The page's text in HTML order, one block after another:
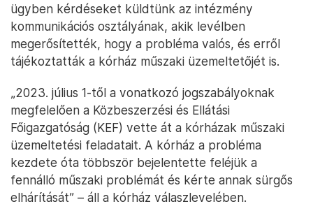
ügyben kérdéseket küldtünk az intézmény
kommunikációs osztályának, akik levélben
megerősítették, hogy a probléma valós, és erről
tájékoztatták a kórház műszaki üzemeltetőjét is.
„2023. július 1-től a vonatkozó jogszabályoknak
megfelelően a Közbeszerzési és Ellátási
Főigazgatóság (KEF) vette át a kórházak műszaki
üzemeltetési feladatait. A kórház a probléma
kezdete óta többször bejelentette feléjük a
fennálló műszaki problémát és kérte annak sürgős
elhárítását” – áll a kórház válaszlevelében.